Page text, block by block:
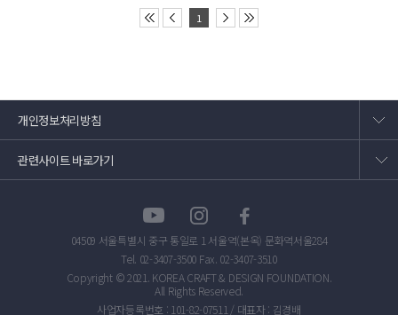
1
개인정보처리방침
관련사이트 바로가기
04509 서울특별시 중구 통일로 1 서울역(본옥) 문화역서울284
Tel. 02-3407-3500 Fax. 02-3407-3510
Copyright © 2021. KOREA CRAFT & DESIGN FOUNDATION.
All Rights Reserved.
사업자등록번호 : 101-82-07511 / 대표자 : 김경배